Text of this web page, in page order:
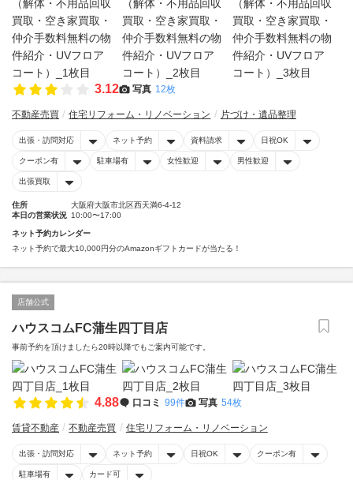
3.12 写真 12枚
不動産売買 住宅リフォーム・リノベーション 片づけ・遺品整理
出張・訪問対応 ネット予約 資料請求 日祝OK
クーポン有 駐車場有 女性歓迎 男性歓迎
出張買取
住所
大阪府大阪市北区西天満6-4-12
本日の営業状況 10:00〜17:00
ネット予約カレンダー
ネット予約で最大10,000円分のAmazonギフトカードが当たる！
店舗公式
ハウスコムFC蒲生四丁目店
事前予約を頂けましたら20時以降でもご案内可能です。
4.88 口コミ 99件 写真 54枚
賃貸不動産 不動産売買 住宅リフォーム・リノベーション
出張・訪問対応 ネット予約 日祝OK クーポン有
駐車場有 カード可